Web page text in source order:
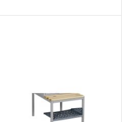
Dostawa: 28 dni